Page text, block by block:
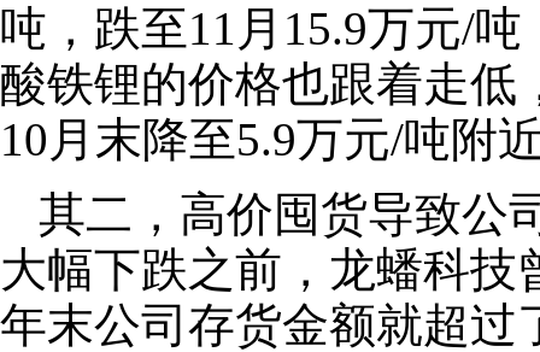
吨，跌至11月15.9万元/
酸铁锂的价格也跟着走低
10月末降至5.9万元/吨附
其二，高价囤货导致公
大幅下跌之前，龙蟠科技
年末公司存货金额就超过